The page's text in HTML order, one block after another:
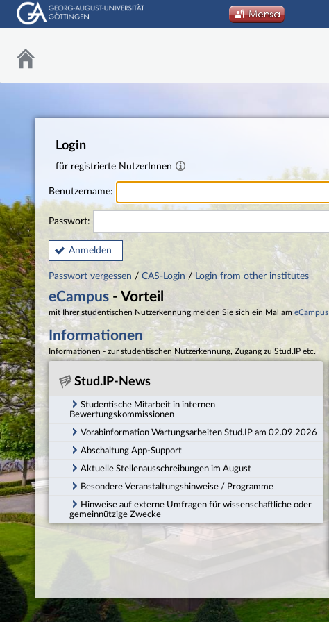
Login
für registrierte NutzerInnen
Benutzername:
Passwort:
Anmelden
Passwort vergessen / CAS-Login / Login from other institutes
eCampus - Vorteil
mit Ihrer studentischen Nutzerkennung melden Sie sich ein Mal am eCampus
Informationen
Informationen - zur studentischen Nutzerkennung, Zugang zu Stud.IP etc.
Stud.IP-News
Studentische Mitarbeit in internen
Bewertungskommissionen
Vorabinformation Wartungsarbeiten Stud.IP am 02.09.2026
Abschaltung App-Support
Aktuelle Stellenausschreibungen im August
Besondere Veranstaltungshinweise / Programme
Hinweise auf externe Umfragen für wissenschaftliche oder
gemeinnützige Zwecke